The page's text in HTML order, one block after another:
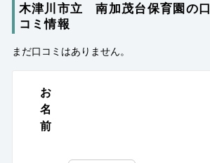
木津川市立 南加茂台保育園の口
コミ情報
まだ口コミはありません。
お
名
前